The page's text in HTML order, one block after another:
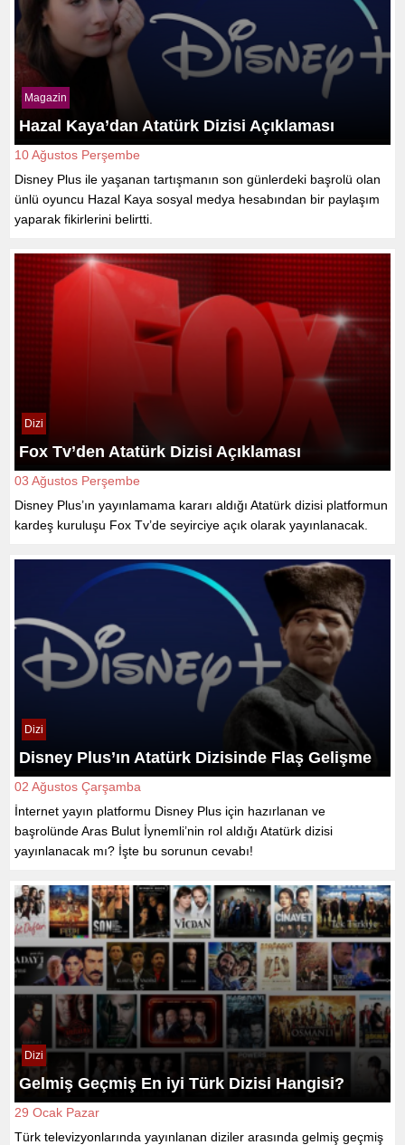
Magazin
Hazal Kaya’dan Atatürk Dizisi Açıklaması
10 Ağustos Perşembe
Disney Plus ile yaşanan tartışmanın son günlerdeki başrolü olan
ünlü oyuncu Hazal Kaya sosyal medya hesabından bir paylaşım
yaparak fikirlerini belirtti.
Dizi
Fox Tv’den Atatürk Dizisi Açıklaması
03 Ağustos Perşembe
Disney Plus’ın yayınlamama kararı aldığı Atatürk dizisi platformun
kardeş kuruluşu Fox Tv’de seyirciye açık olarak yayınlanacak.
Dizi
Disney Plus’ın Atatürk Dizisinde Flaş Gelişme
02 Ağustos Çarşamba
İnternet yayın platformu Disney Plus için hazırlanan ve
başrolünde Aras Bulut İynemli’nin rol aldığı Atatürk dizisi
yayınlanacak mı? İşte bu sorunun cevabı!
Dizi
Gelmiş Geçmiş En iyi Türk Dizisi Hangisi?
29 Ocak Pazar
Türk televizyonlarında yayınlanan diziler arasında gelmiş geçmiş